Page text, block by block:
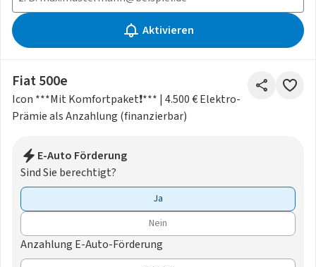
Aktivieren
Fiat 500e
Icon ***Mit Komfortpaket❗️*** | 4.500 € Elektro-
Prämie als Anzahlung (finanzierbar)
E-Auto Förderung
Sind Sie berechtigt?
Ja
Nein
Anzahlung E-Auto-Förderung